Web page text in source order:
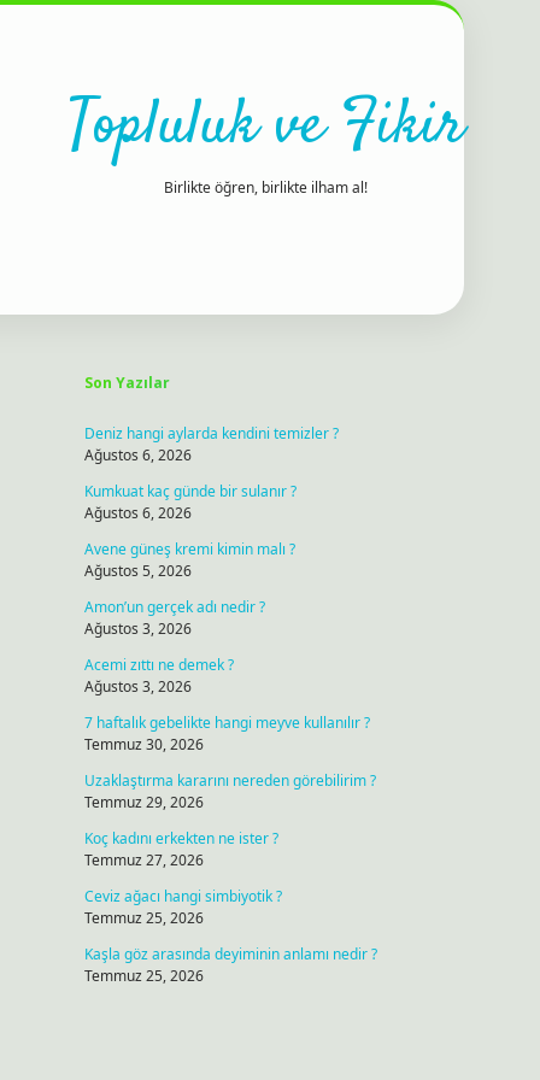
Topluluk ve Fikir
Birlikte öğren, birlikte ilham al!
Son Yazılar
Deniz hangi aylarda kendini temizler ?
Ağustos 6, 2026
Kumkuat kaç günde bir sulanır ?
Ağustos 6, 2026
Avene güneş kremi kimin malı ?
Ağustos 5, 2026
Amon’un gerçek adı nedir ?
Ağustos 3, 2026
Acemi zıttı ne demek ?
Ağustos 3, 2026
7 haftalık gebelikte hangi meyve kullanılır ?
Temmuz 30, 2026
Uzaklaştırma kararını nereden görebilirim ?
Temmuz 29, 2026
Koç kadını erkekten ne ister ?
Temmuz 27, 2026
Ceviz ağacı hangi simbiyotik ?
Temmuz 25, 2026
Kaşla göz arasında deyiminin anlamı nedir ?
Temmuz 25, 2026